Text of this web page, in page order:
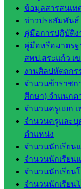
ข้อมูลสารสนเท
ข่าวประสัมพันธ์
คู่มือการปฏิบัติง
คู่มือหรือมาตร
สพป.สระแก้ว เ
งานศิลปหัตถกร
จำนวนข้าราชก
ศึกษา) จำแนกต
จำนวนครูแยก เ
จำนวนครูและบุ
ตำแหน่ง
จำนวนนักเรียน
จำนวนนักเรียน
จำนวนนักเรียน
จำนวนนักเรียน
จัดการ
ศึกษา
กลุ่ม
บริหาร
งาน
บุคคล
กลุ่ม
พัฒนาครู
และบุ
คลากรฯ
กลุ่มนิ
เทศ
ติดตาม
และประ
เมินผลฯ